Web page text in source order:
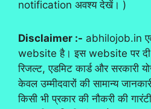
notification अवश्य देखें। )
Disclaimer :- abhilojob.in
website है। इस website पर दी
रिजल्ट, एडमिट कार्ड और सरकारी
केवल उम्मीदवारों की सामान्य
किसी भी प्रकार की नौकरी की